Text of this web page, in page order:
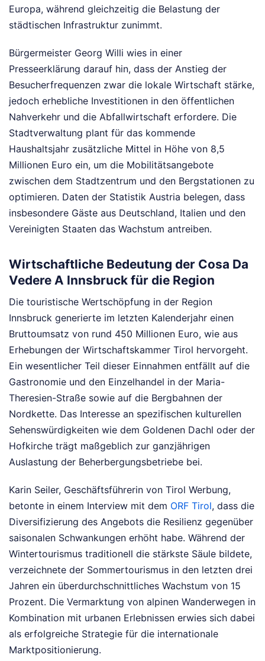
Europa, während gleichzeitig die Belastung der
städtischen Infrastruktur zunimmt.
Bürgermeister Georg Willi wies in einer
Presseerklärung darauf hin, dass der Anstieg der
Besucherfrequenzen zwar die lokale Wirtschaft stärke,
jedoch erhebliche Investitionen in den öffentlichen
Nahverkehr und die Abfallwirtschaft erfordere. Die
Stadtverwaltung plant für das kommende
Haushaltsjahr zusätzliche Mittel in Höhe von 8,5
Millionen Euro ein, um die Mobilitätsangebote
zwischen dem Stadtzentrum und den Bergstationen zu
optimieren. Daten der Statistik Austria belegen, dass
insbesondere Gäste aus Deutschland, Italien und den
Vereinigten Staaten das Wachstum antreiben.
Wirtschaftliche Bedeutung der Cosa Da
Vedere A Innsbruck für die Region
Die touristische Wertschöpfung in der Region
Innsbruck generierte im letzten Kalenderjahr einen
Bruttoumsatz von rund 450 Millionen Euro, wie aus
Erhebungen der Wirtschaftskammer Tirol hervorgeht.
Ein wesentlicher Teil dieser Einnahmen entfällt auf die
Gastronomie und den Einzelhandel in der Maria-
Theresien-Straße sowie auf die Bergbahnen der
Nordkette. Das Interesse an spezifischen kulturellen
Sehenswürdigkeiten wie dem Goldenen Dachl oder der
Hofkirche trägt maßgeblich zur ganzjährigen
Auslastung der Beherbergungsbetriebe bei.
Karin Seiler, Geschäftsführerin von Tirol Werbung,
betonte in einem Interview mit dem ORF Tirol, dass die
Diversifizierung des Angebots die Resilienz gegenüber
saisonalen Schwankungen erhöht habe. Während der
Wintertourismus traditionell die stärkste Säule bildete,
verzeichnete der Sommertourismus in den letzten drei
Jahren ein überdurchschnittliches Wachstum von 15
Prozent. Die Vermarktung von alpinen Wanderwegen in
Kombination mit urbanen Erlebnissen erwies sich dabei
als erfolgreiche Strategie für die internationale
Marktpositionierung.